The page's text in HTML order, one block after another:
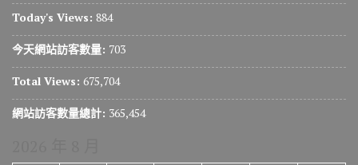
Today's Views: 884
今天網站訪客數量: 703
Total Views: 675,704
網站訪客數量總計: 365,454